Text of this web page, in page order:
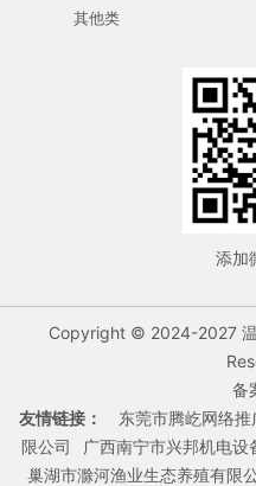
其他类
添加
Copyright © 2024-2027
备
友情链接：
东莞市腾屹网络推
限公司
广西南宁市兴邦机电设
巢湖市滁河渔业生态养殖有限